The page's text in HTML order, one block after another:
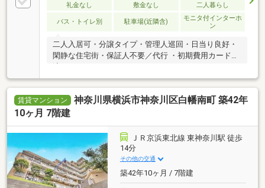
礼金なし 敷金なし 二人暮らし
バス・トイレ別 駐車場(近隣含)
モニタ付インターホ
ン
二人入居可・分譲タイプ・管理人巡回・日当り良好・
閑静な住宅街・保証人不要／代行 ・初期費用カード決
済可
賃貸マンション
神奈川県横浜市神奈川区白幡南町 築42年
10ヶ月 7階建
ＪＲ京浜東北線 東神奈川駅 徒歩
14分
その他の交通
築42年10ヶ月 / 7階建